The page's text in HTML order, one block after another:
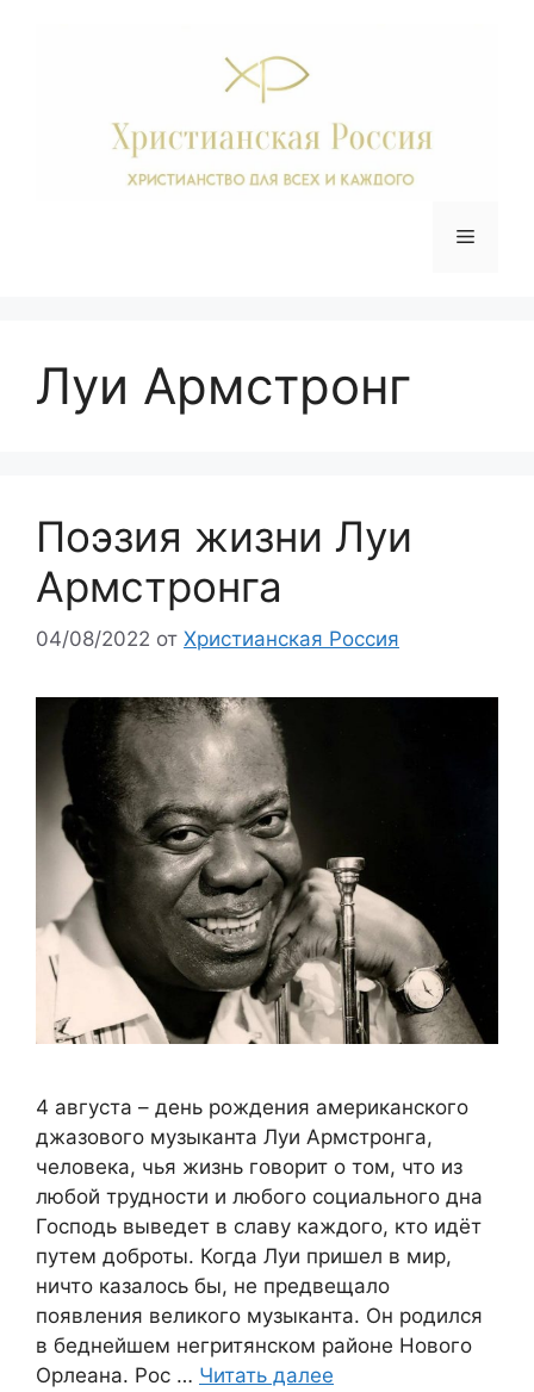
Меню
Луи Армстронг
Поэзия жизни Луи
Армстронга
04/08/2022 от Христианская Россия
4 августа – день рождения американского
джазового музыканта Луи Армстронга,
человека, чья жизнь говорит о том, что из
любой трудности и любого социального дна
Господь выведет в славу каждого, кто идёт
путем доброты. Когда Луи пришел в мир,
ничто казалось бы, не предвещало
появления великого музыканта. Он родился
в беднейшем негритянском районе Нового
Орлеана. Рос … Читать далее